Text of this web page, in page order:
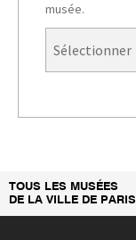
musée.
TOUS LES MUSÉES
DE LA VILLE DE PARIS